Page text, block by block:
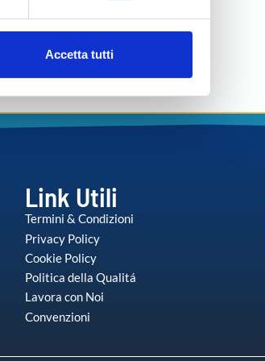
Accetta tutti
Link Utili
Termini & Condizioni
Privacy Policy
Cookie Policy
Politica della Qualitá
Lavora con Noi
Convenzioni